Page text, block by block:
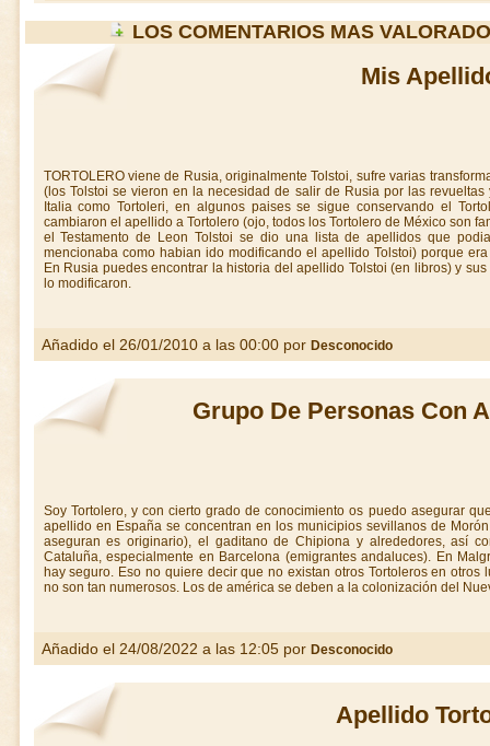
LOS COMENTARIOS MAS
Mis
TORTOLERO viene de Rusia, originalmente Tolstoi, sufre varias
(los Tolstoi se vieron en la necesidad de salir de Rusia por las
Italia como Tortoleri, en algunos paises se sigue conservando el
cambiaron el apellido a Tortolero (ojo, todos los Tortolero de México son
el Testamento de Leon Tolstoi se dio una lista de apellidos que
mencionaba como habian ido modificando el apellido Tolstoi) porque
En Rusia puedes encontrar la historia del apellido Tolstoi (en libros) y
lo modificaron.
Añadido el 26/01/2010 a las 00:00 por Desconocido
Grupo De Personas Con
Soy Tortolero, y con cierto grado de conocimiento os puedo asegurar
apellido en España se concentran en los municipios sevillanos de
aseguran es originario), el gaditano de Chipiona y alrededores, así
Cataluña, especialmente en Barcelona (emigrantes andaluces). En
hay seguro. Eso no quiere decir que no existan otros Tortoleros en
no son tan numerosos. Los de américa se deben a la colonización del
Añadido el 24/08/2022 a las 12:05 por Desconocido
Apellido